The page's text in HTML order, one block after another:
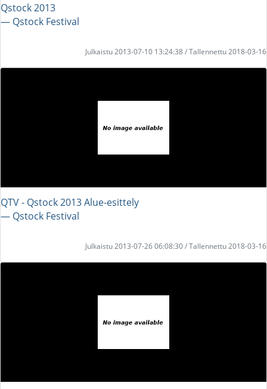
Qstock 2013
― Qstock Festival
Julkaistu 2013-07-10 13:24:38 / Tallennettu 2018-03-16
QTV - Qstock 2013 Alue-esittely
― Qstock Festival
Julkaistu 2013-07-26 06:08:30 / Tallennettu 2018-03-16